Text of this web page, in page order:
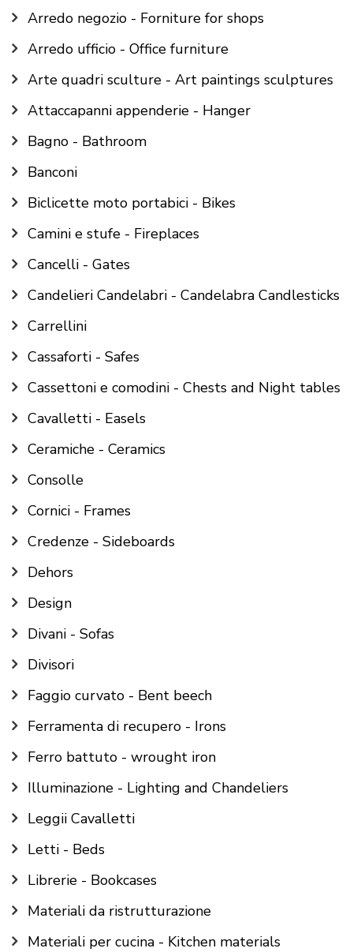
Arredo negozio - Forniture for shops
Arredo ufficio - Office furniture
Arte quadri sculture - Art paintings sculptures
Attaccapanni appenderie - Hanger
Bagno - Bathroom
Banconi
Biclicette moto portabici - Bikes
Camini e stufe - Fireplaces
Cancelli - Gates
Candelieri Candelabri - Candelabra Candlesticks
Carrellini
Cassaforti - Safes
Cassettoni e comodini - Chests and Night tables
Cavalletti - Easels
Ceramiche - Ceramics
Consolle
Cornici - Frames
Credenze - Sideboards
Dehors
Design
Divani - Sofas
Divisori
Faggio curvato - Bent beech
Ferramenta di recupero - Irons
Ferro battuto - wrought iron
Illuminazione - Lighting and Chandeliers
Leggii Cavalletti
Letti - Beds
Librerie - Bookcases
Materiali da ristrutturazione
Materiali per cucina - Kitchen materials